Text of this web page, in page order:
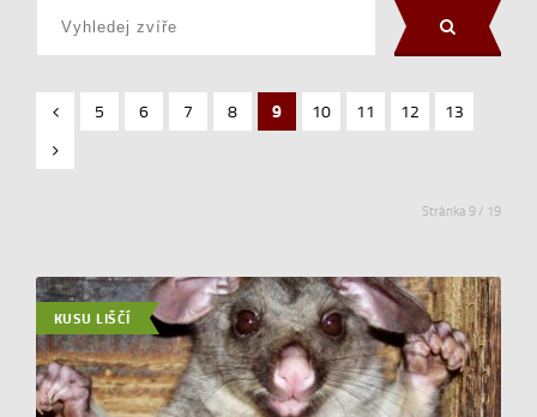
5 6 7 8 9 10 11 12 13
Stránka 9 / 19
KUSU LIŠČÍ